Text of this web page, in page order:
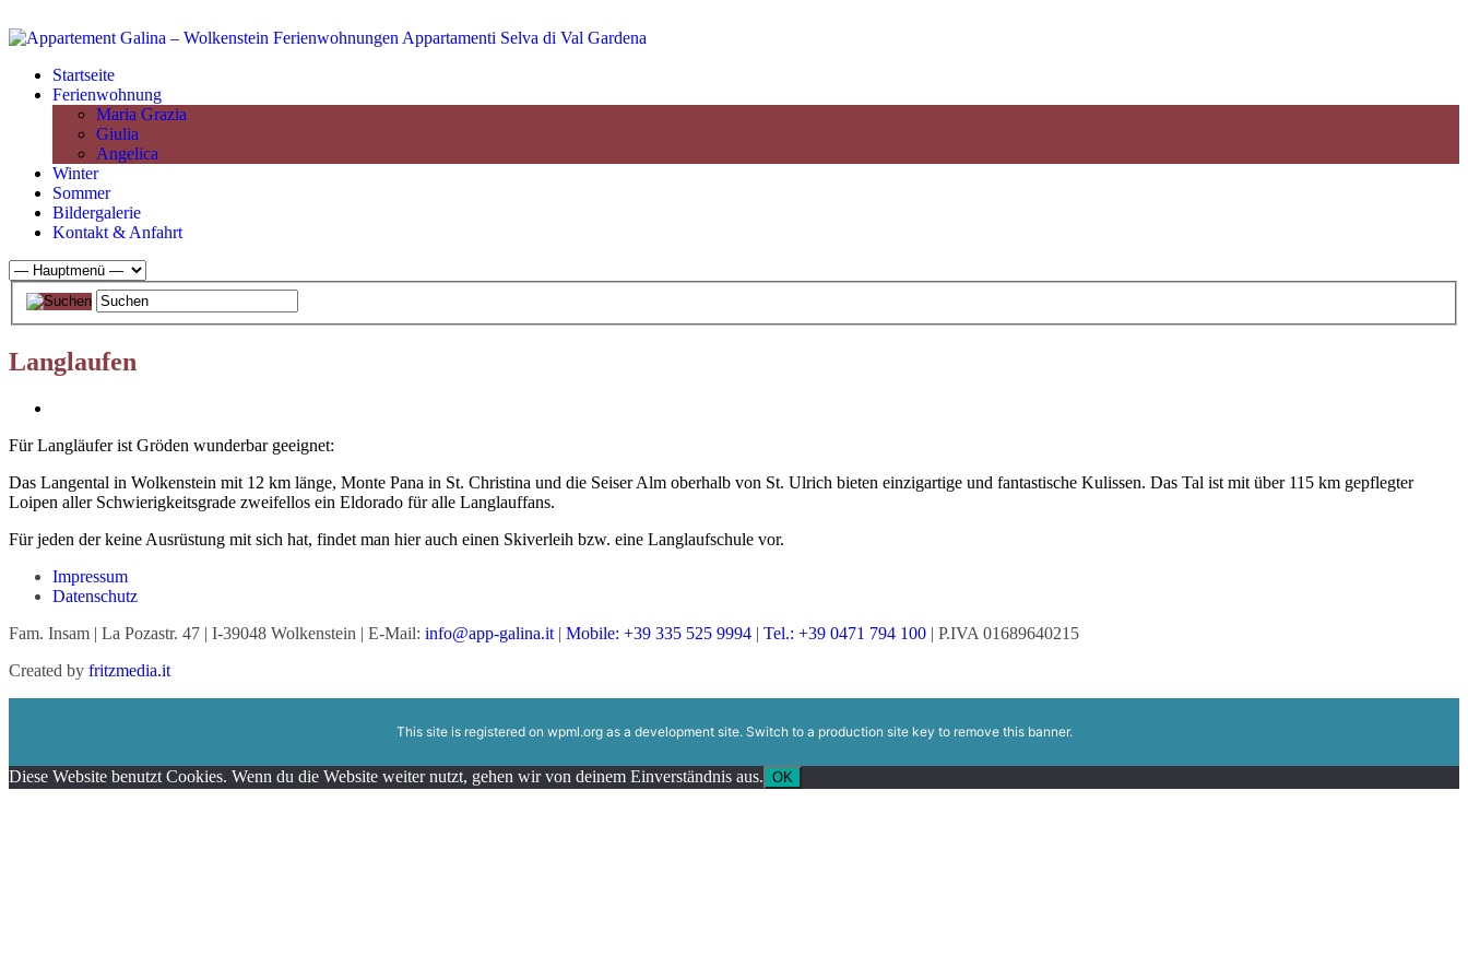
Startseite
Ferienwohnung
Maria Grazia
Giulia
Angelica
Winter
Sommer
Bildergalerie
Kontakt & Anfahrt
Langlaufen
Für Langläufer ist Gröden wunderbar geeignet:
Das Langental in Wolkenstein mit 12 km länge, Monte Pana in St. Christina und die Seiser Alm oberhalb von St. Ulrich bieten einzigartige und fantastische Kulissen. Das Tal ist mit über 115 km gepflegter
Loipen aller Schwierigkeitsgrade zweifellos ein Eldorado für alle Langlauffans.
Für jeden der keine Ausrüstung mit sich hat, findet man hier auch einen Skiverleih bzw. eine Langlaufschule vor.
Impressum
Datenschutz
Fam. Insam | La Pozastr. 47 | I-39048 Wolkenstein | E-Mail: info@app-galina.it| Mobile: +39 335 525 9994 | Tel.: +39 0471 794 100 | P.IVA 01689640215
Created by fritzmedia.it
This site is registered on wpml.orgas a development site. Switch to a production site key to remove this banner.
Diese Website benutzt Cookies. Wenn du die Website weiter nutzt, gehen wir von deinem Einverständnis aus. OK